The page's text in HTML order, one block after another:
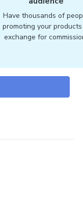
Have thousands of
promoting your
exchange for